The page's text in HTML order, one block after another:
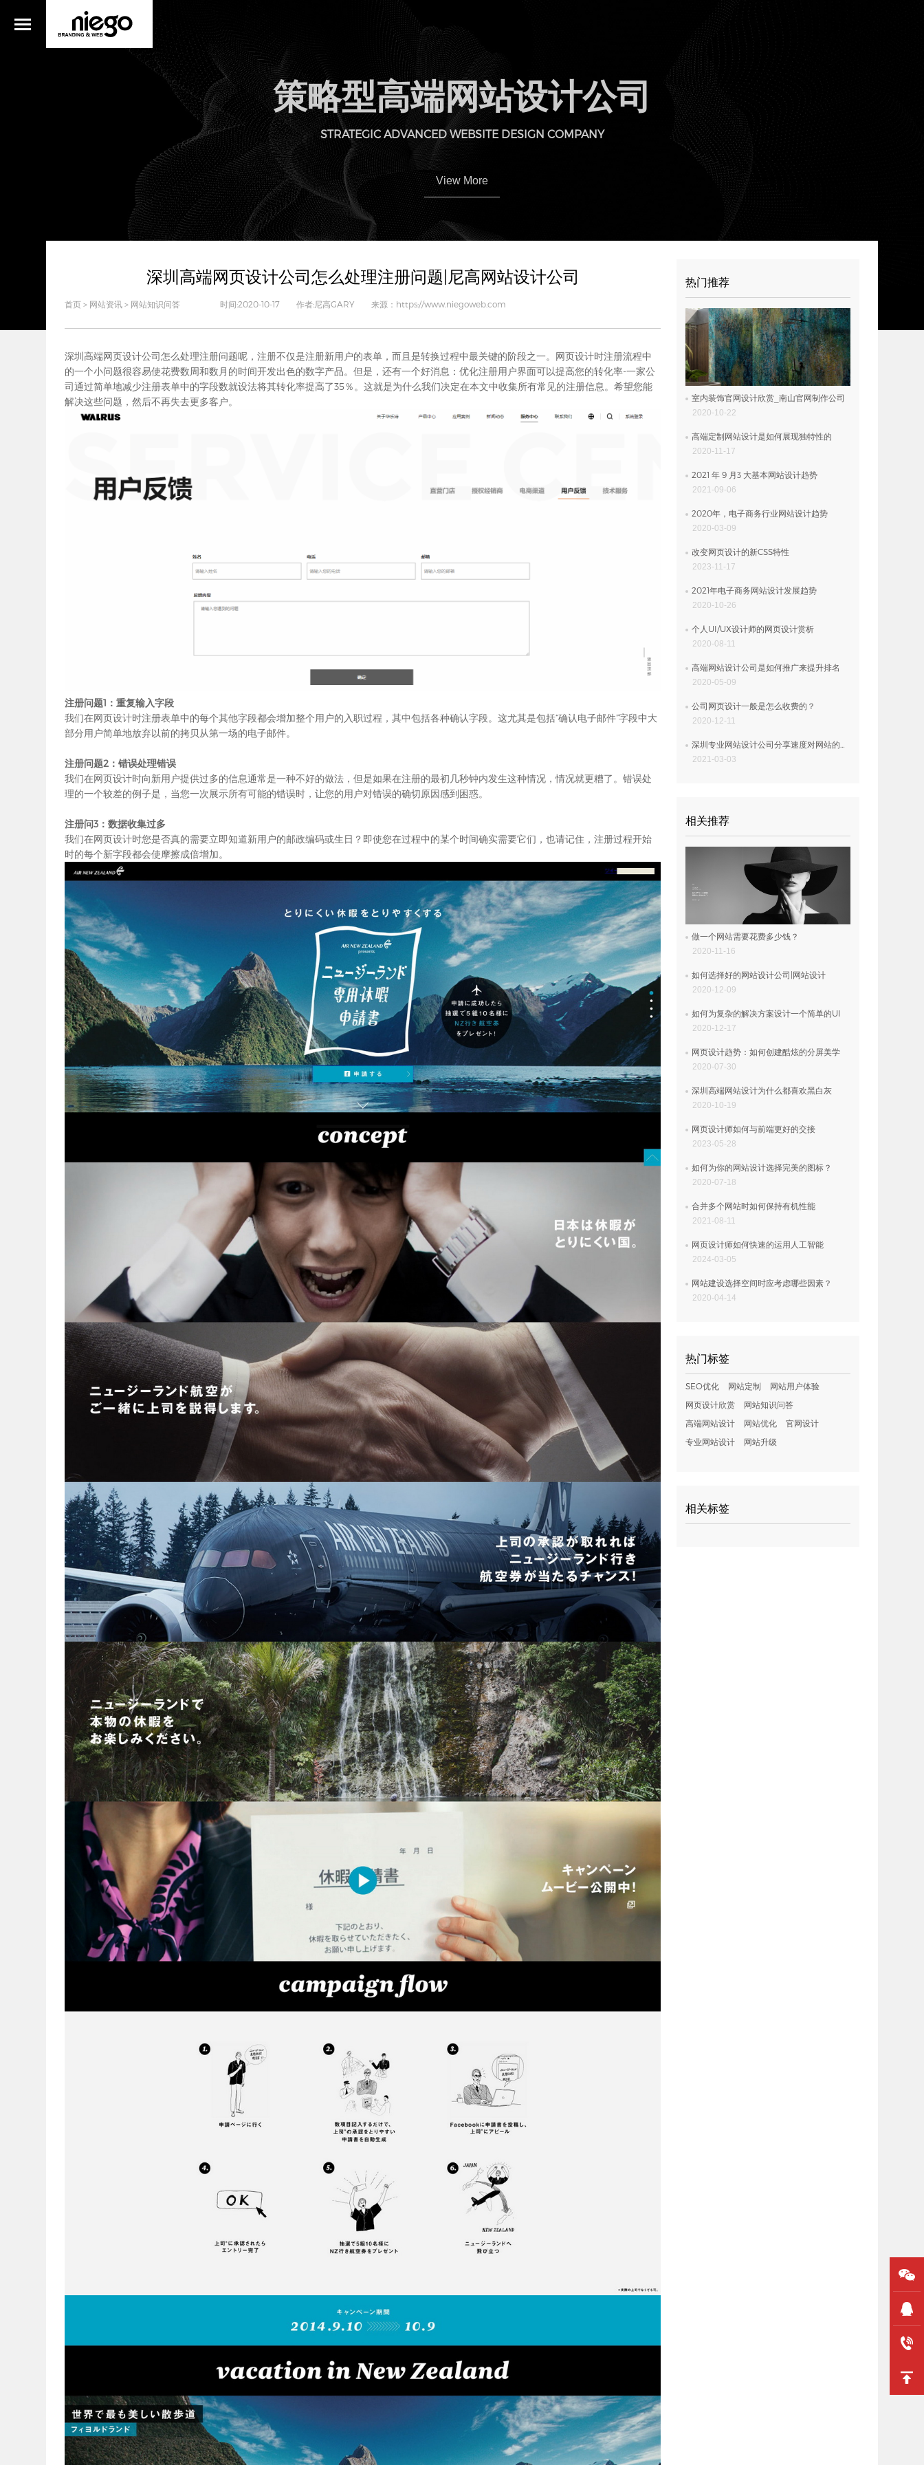
策略型高端网站设计公司
STRATEGIC ADVANCED WEBSITE DESIGN COMPANY
View More
深圳高端网页设计公司怎么处理注册问题|尼高网站设计公司
时间:2020-10-17 作者:尼高GARY 来源：https://www.niegoweb.com
首页 > 网站资讯 > 网站知识问答
深圳高端网页设计公司怎么处理注册问题呢，注册不仅是注册新用户的表单，而且是转换过程中最关键的阶段之一。 网页设计时注册流程中
的一个小问题很容易使花费数周和数月的时间开发出色的数字产品。但是，还有一个好消息：优化注册用户界面可以提高您的转化率-一家公
司通过简单地减少注册表单中的字段数就设法将其转化率提高了35％。这就是为什么我们决定在本文中收集所有常见的注册信息。希望您能
解决这些问题，然后不再失去更多客户。
注册问题1：重复输入字段
我们在网页设计时注册表单中的每个其他字段都会增加整个用户的入职过程，其中包括各种确认字段。这尤其是包括“确认电子邮件”字段中大
部分用户简单地放弃以前的拷贝从第一场的电子邮件。
注册问题2：错误处理错误
我们在网页设计时向新用户提供过多的信息通常是一种不好的做法，但是如果在注册的最初几秒钟内发生这种情况，情况就更糟了。错误处
理的一个较差的例子是，当您一次展示所有可能的错误时，让您的用户对错误的确切原因感到困惑。
注册问3：数据收集过多
我们在网页设计时您是否真的需要立即知道新用户的邮政编码或生日？即使您在过程中的某个时间确实需要它们，也请记住，注册过程开始
时的每个新字段都会使摩擦成倍增加。
热门推荐
室内装饰官网设计欣赏_南山官网制作公司
2020-10-22
高端定制网站设计是如何展现独特性的
2020-11-17
2021 年 9 月3 大基本网站设计趋势
2021-09-06
2020年，电子商务行业网站设计趋势
2020-03-09
改变网页设计的新CSS特性
2023-11-17
2021年电子商务网站设计发展趋势
2020-10-26
个人UI/UX设计师的网页设计赏析
2020-08-11
高端网站设计公司是如何推广来提升排名
2020-05-09
公司网页设计一般是怎么收费的？
2020-12-11
深圳专业网站设计公司分享速度对网站的影响
2021-03-03
相关推荐
做一个网站需要花费多少钱？
2020-11-16
如何选择好的网站设计公司|网站设计
2020-12-09
如何为复杂的解决方案设计一个简单的UI
2020-12-17
网页设计趋势：如何创建酷炫的分屏美学
2020-07-30
深圳高端网站设计为什么都喜欢黑白灰
2020-10-19
网页设计师如何与前端更好的交接
2023-05-28
如何为你的网站设计选择完美的图标？
2020-07-18
合并多个网站时如何保持有机性能
2021-08-11
网页设计师如何快速的运用人工智能
2024-03-05
网站建设选择空间时应考虑哪些因素？
2020-04-14
热门标签
SEO优化 网站定制
网站用户体验
网页设计欣赏
网站知识问答
高端网站设计
网站优化
官网设计
专业网站设计
网站升级
相关标签